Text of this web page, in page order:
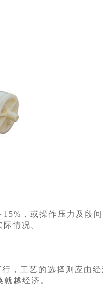
，或操作压力及段
情况。
，工艺的选择则应由经
越经济。